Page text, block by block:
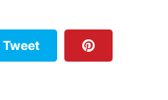
Tweet